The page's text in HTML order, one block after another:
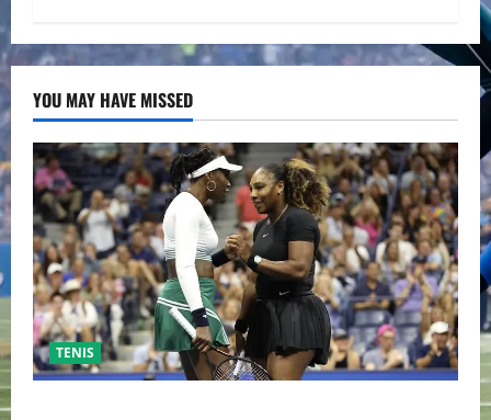
YOU MAY HAVE MISSED
TENIS